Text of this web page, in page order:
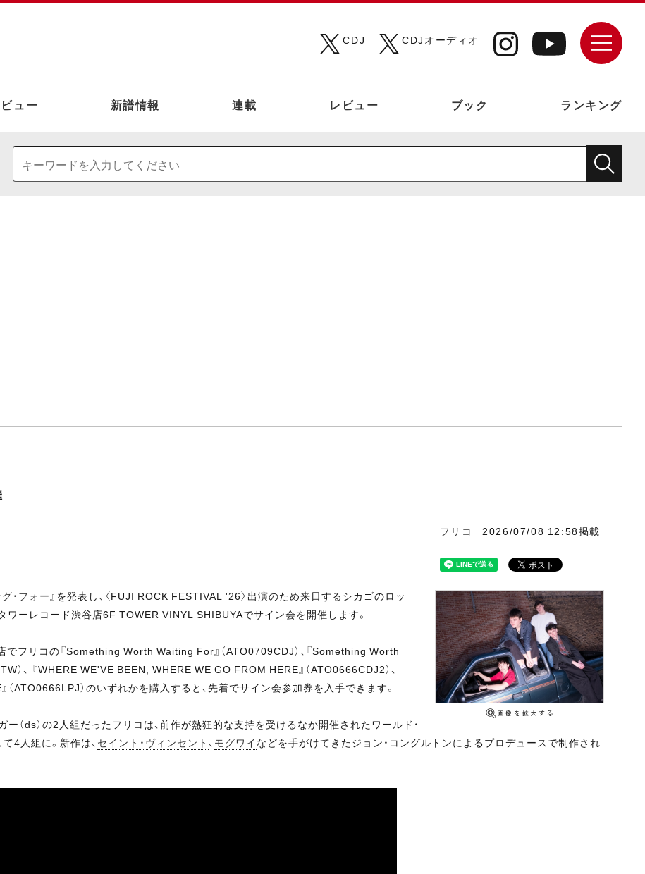
CDJ
CDJオーディオ
ュー 新譜情報 連載 レビュー ブック ランキング
フリコ 2026/07/08 12:58掲載
・フォー』を発表し、〈FUJI ROCK FESTIVAL '26〉出演のため来日するシカゴのロッ
タワーレコード渋谷店6F TOWER VINYL SHIBUYAでサイン会を開催します。
フリコの『Something Worth Waiting For』（ATO0709CDJ）、『Something Worth
）、 『WHERE WE'VE BEEN, WHERE WE GO FROM HERE』（ATO0666CDJ2）、
ATO0666LPJ）のいずれかを購入すると、先着でサイン会参加券を入手できます。
ー（ds）の2人組だったフリコは、前作が熱狂的な支持を受けるなか開催されたワールド・
4人組に。新作は、 セイント・ヴィンセント 、 モグワイ などを手がけてきたジョン・コングルトンによるプロデュースで制作され